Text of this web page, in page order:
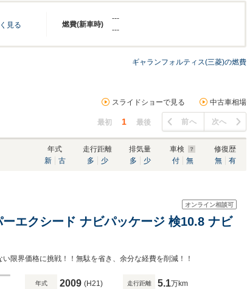
燃費(新車時)
見る
---
---
ギャランフォルティス(三菱)の燃費
スライドショーで見る 中古車相場
最初 1 最後 前へ 次へ
年式
新
古
走行距離
多
少
排気量
多
少
車検
付
無
修復歴
無
有
オンライン相談可
エクシード ナビパッケージ 検10.8 ナビ
限界価格に挑戦！！無駄を省き、余分な経費を削減！！
年式 2009 (H21) 走行距離 5.1万km